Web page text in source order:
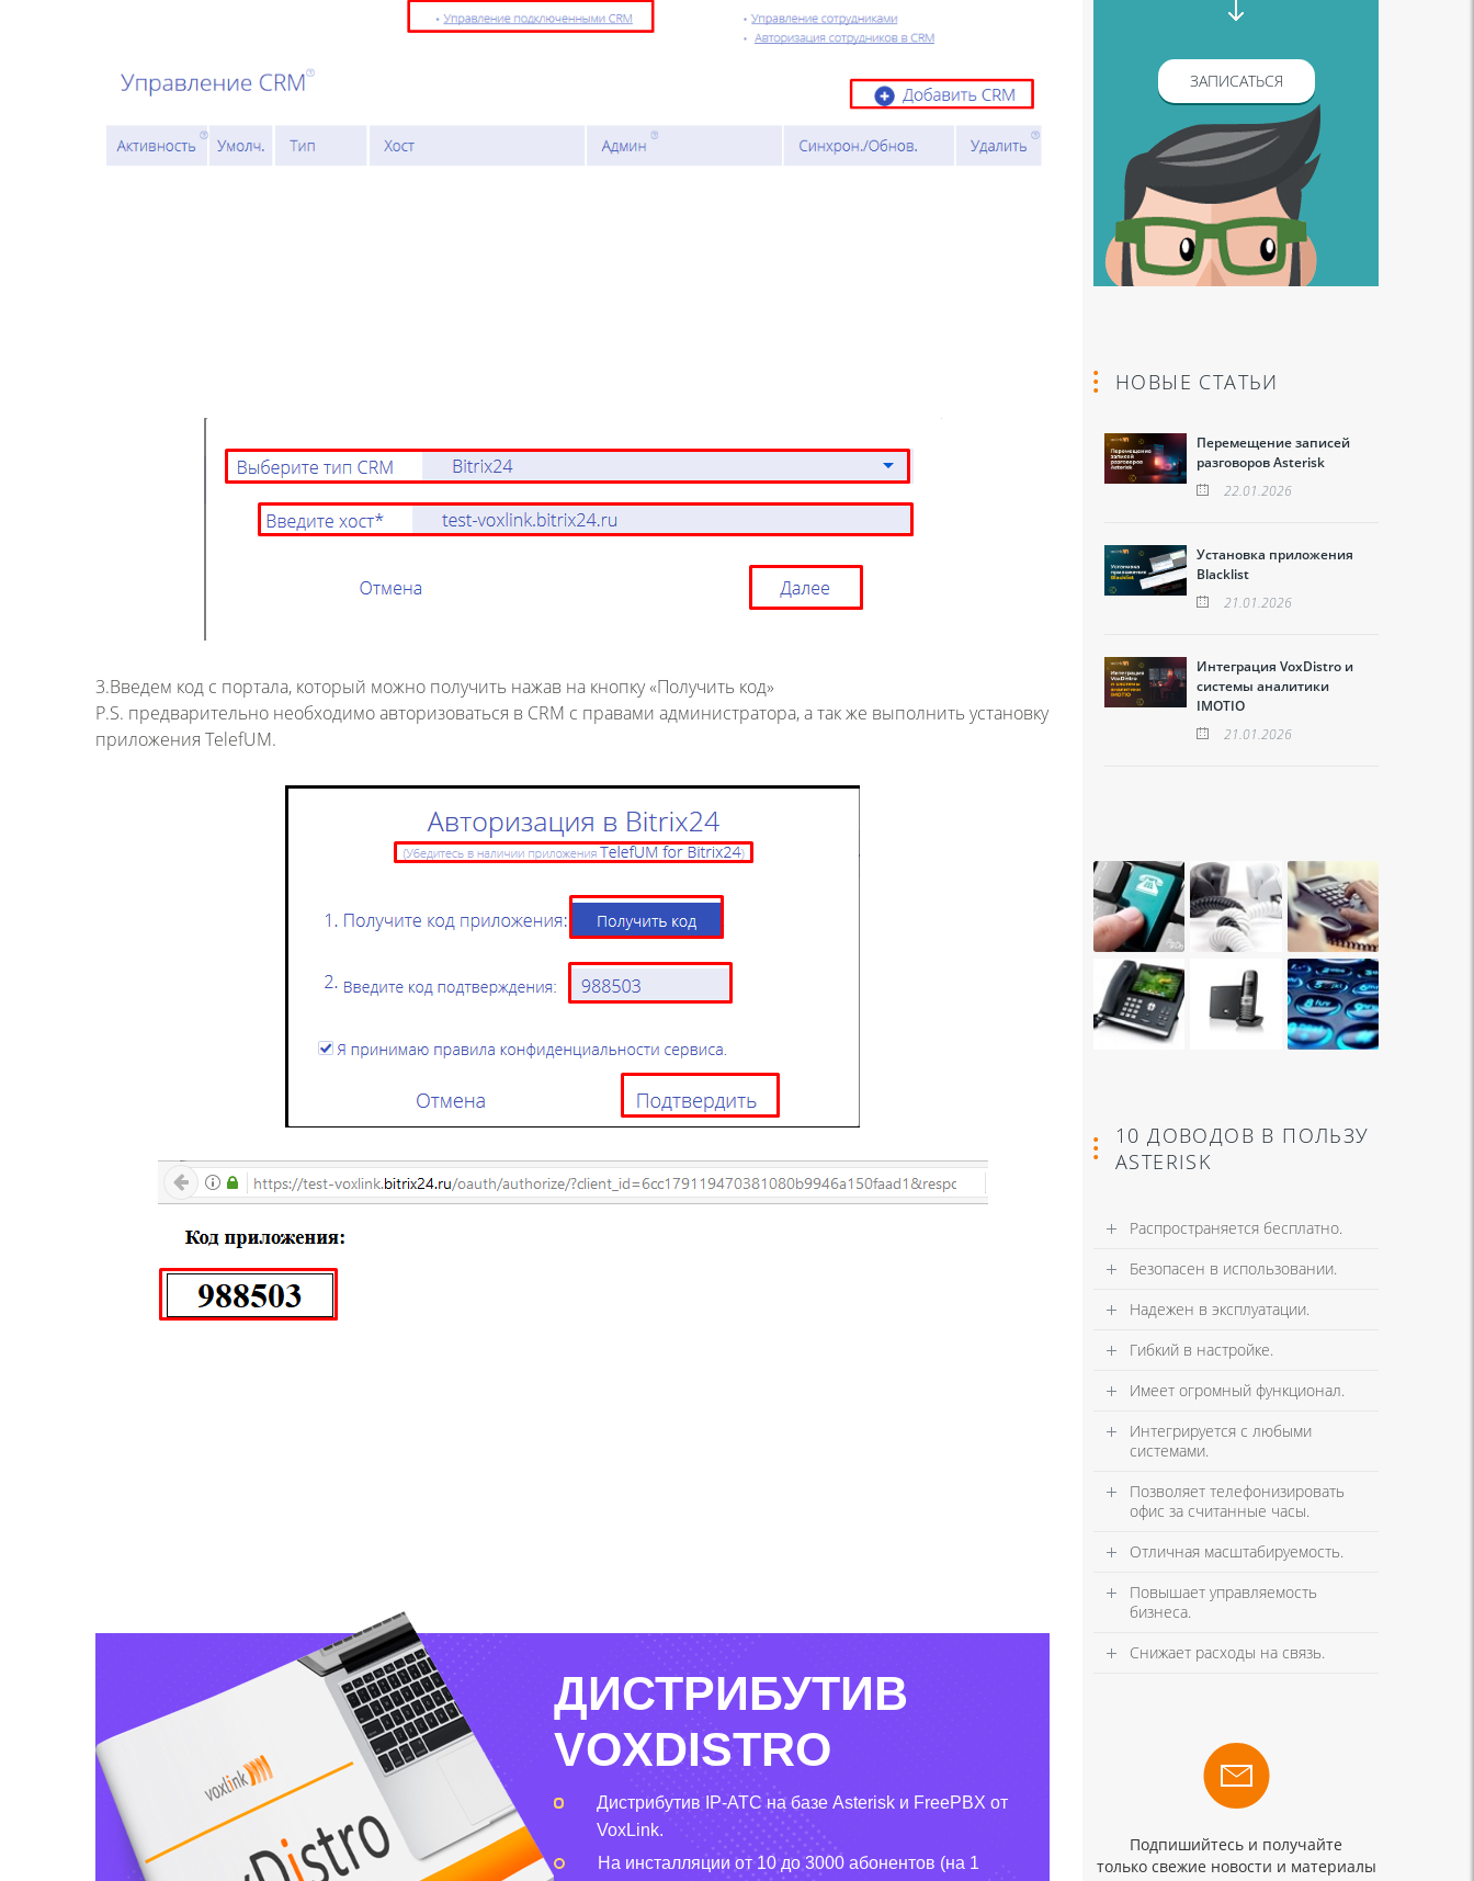
3.Введем код с портала, который можно получить нажав на кнопку «Получить код»
P.S. предварительно необходимо авторизоваться в CRM с правами администратора, а так же выполнить установку
приложения TelefUM.
ДИСТРИБУТИВ
VOXDISTRO
Дистрибутив IP-АТС на базе Asterisk и FreePBX от
VoxLink.
На инсталляции от 10 до 3000 абонентов (на 1
ЗАПИСАТЬСЯ
НОВЫЕ СТАТЬИ
Перемещение записей
разговоров Asterisk
22.01.2026
Установка приложения
Blacklist
21.01.2026
Интеграция VoxDistro и
системы аналитики
IMOTIO
21.01.2026
10 ДОВОДОВ В ПОЛЬЗУ
ASTERISK
Распространяется бесплатно.
Безопасен в использовании.
Надежен в эксплуатации.
Гибкий в настройке.
Имеет огромный функционал.
Интегрируется с любыми
системами.
Позволяет телефонизировать
офис за считанные часы.
Отличная масштабируемость.
Повышает управляемость
бизнеса.
Снижает расходы на связь.
Подпишийтесь и получайте
только свежие новости и материалы